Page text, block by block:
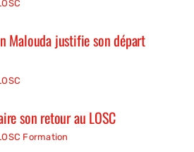
Malouda justifie son départ
son retour au LOSC
Formation